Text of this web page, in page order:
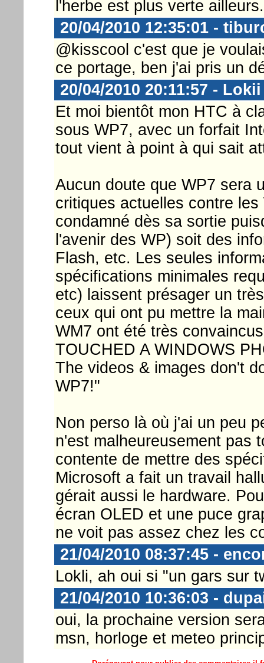
l'herbe est plus verte
20/04/2010 12:35:01 -
@kisscool c'est que je
ce portage, ben j'ai pris un
20/04/2010 20:11:57 - Lokii
Et moi bientôt mon HTC à
sous WP7, avec un forfait
tout vient à point à qui sait
Aucun doute que WP7 sera
critiques actuelles contre
condamné dès sa sortie
l'avenir des WP) soit des
Flash, etc. Les seules
spécifications minimales
etc) laissent présager un
ceux qui ont pu mettre la
WM7 ont été très
TOUCHED A WINDOWS
The videos & images don't
WP7!"
Non perso là où j'ai un peu
n'est malheureusement pas
contente de mettre des
Microsoft a fait un travail
gérait aussi le hardware.
écran OLED et une puce
ne voit pas assez chez les
21/04/2010 08:37:45 -
Lokli, ah oui si "un gars sur
21/04/2010 10:36:03 -
oui, la prochaine version
msn, horloge et meteo